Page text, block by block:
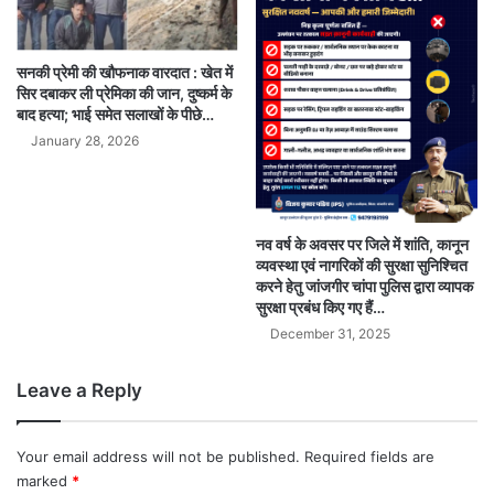
सनकी प्रेमी की खौफनाक वारदात : खेत में
सिर दबाकर ली प्रेमिका की जान, दुष्कर्म के
बाद हत्या; भाई समेत सलाखों के पीछे…
January 28, 2026
नव वर्ष के अवसर पर जिले में शांति, कानून
व्यवस्था एवं नागरिकों की सुरक्षा सुनिश्चित
करने हेतु जांजगीर चांपा पुलिस द्वारा व्यापक
सुरक्षा प्रबंध किए गए हैं…
December 31, 2025
Leave a Reply
Your email address will not be published. Required fields are
marked *